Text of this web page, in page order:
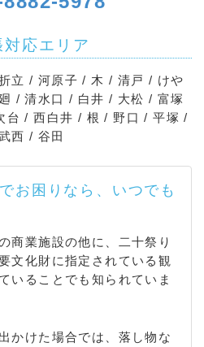
応エリア
立 / 河原子 / 木 / 清戸 / けや
/ 清水口 / 白井 / 大松 / 富塚
台 / 西白井 / 根 / 野口 / 平塚 /
西 / 谷田
お困りなら、いつでも
商業施設の他に、二十祭り
文化財に指定されている観
いることでも知られていま
かけた場合では、落し物な